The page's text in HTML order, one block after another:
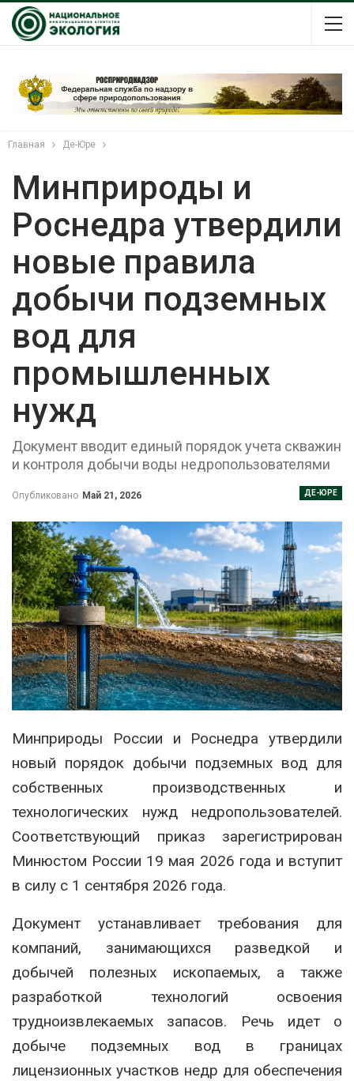
Главная Де-Юре
Минприроды и
Роснедра утвердили
новые правила
добычи подземных
вод для
промышленных
нужд
Документ вводит единый порядок учета скважин
и контроля добычи воды недропользователями
ДЕ-ЮРЕ
Опубликовано Май 21, 2026
Минприроды России и Роснедра утвердили
новый порядок добычи подземных вод для
собственных производственных и
технологических нужд недропользователей.
Соответствующий приказ зарегистрирован
Минюстом России 19 мая 2026 года и вступит
в силу с 1 сентября 2026 года.
Документ устанавливает требования для
компаний, занимающихся разведкой и
добычей полезных ископаемых, а также
разработкой технологий освоения
трудноизвлекаемых запасов. Речь идет о
добыче подземных вод в границах
лицензионных участков недр для обеспечения